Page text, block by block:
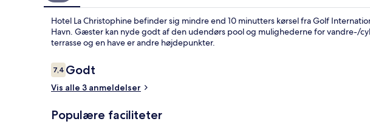
Hotel La Christophine befinder sig mindre end 10 minutters kørsel fra Golf
Havn. Gæster kan nyde godt af den udendørs pool og mulighederne for vandre-/
terrasse og en have er andre højdepunkter.
Anmeldelser
7,47,4 ud af 10.
Godt
Vis alle 3 anmeldelser
Populære faciliteter